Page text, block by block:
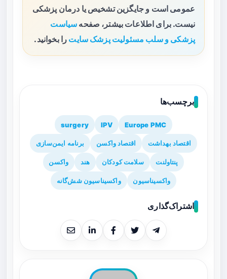
عمومی است و جایگزین تشخیص یا درمان پزشکی
نیست. برای اطلاعات بیشتر، صفحه سیاست
پزشکی و سلب مسئولیت پزشک سایت را بخوانید.
برچسب‌ها
Europe PMC
IPV
surgery
اقتصاد بهداشت اقتصاد واکسن برنامه ایمن‌سازی
پنتاولنت سلامت کودکان هند واکسن
واکسیناسیون واکسیناسیون شش‌گانه
اشتراک‌گذاری